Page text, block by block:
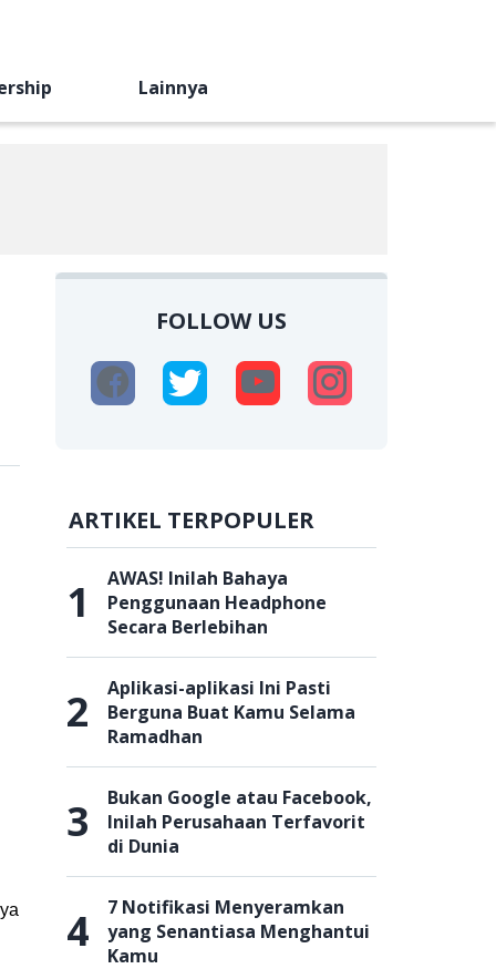
Lainnya
FOLLOW US
ARTIKEL TERPOPULER
1
AWAS! Inilah Bahaya
Penggunaan Headphone
Secara Berlebihan
2
Aplikasi-aplikasi Ini Pasti
Berguna Buat Kamu Selama
Ramadhan
3
Bukan Google atau Facebook,
Inilah Perusahaan Terfavorit
di Dunia
4
7 Notifikasi Menyeramkan
yang Senantiasa Menghantui
Kamu